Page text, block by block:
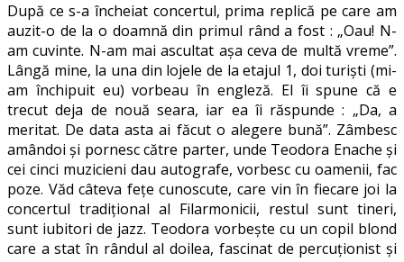
După ce s-a încheiat concertul, prima replică pe care am
auzit-o de la o doamnă din primul rând a fost : „Oau! N-
am cuvinte. N-am mai ascultat așa ceva de multă vreme”.
Lângă mine, la una din lojele de la etajul 1, doi turiști (mi-
am închipuit eu) vorbeau în engleză. El îi spune că e
trecut deja de nouă seara, iar ea îi răspunde : „Da, a
meritat. De data asta ai făcut o alegere bună”. Zâmbesc
amândoi și pornesc către parter, unde Teodora Enache și
cei cinci muzicieni dau autografe, vorbesc cu oamenii, fac
poze. Văd câteva fețe cunoscute, care vin în fiecare joi la
concertul tradițional al Filarmonicii, restul sunt tineri,
sunt iubitori de jazz. Teodora vorbește cu un copil blond
care a stat în rândul al doilea, fascinat de percuționist și